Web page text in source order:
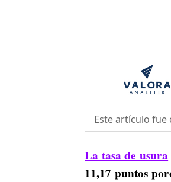
Este artículo fue
La tasa de usura
11,17 puntos